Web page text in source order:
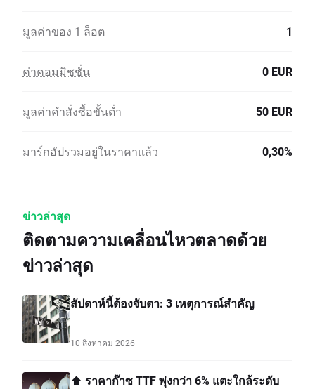
มูลค่าของ 1 ล็อต 1
ค่าคอมมิชชั่น 0 EUR
มูลค่าคำสั่งซื้อขั้นต่ำ 50 EUR
มาร์กอัปรวมอยู่ในราคาแล้ว 0,30%
ข่าวล่าสุด
ติดตามความเคลื่อนไหวตลาดด้วย
ข่าวล่าสุด
สัปดาห์นี้ต้องจับตา: 3 เหตุการณ์สำคัญ
10 สิงหาคม 2026
⬆️ ราคาก๊าซ TTF พุ่งกว่า 6% แตะใกล้ระดับ